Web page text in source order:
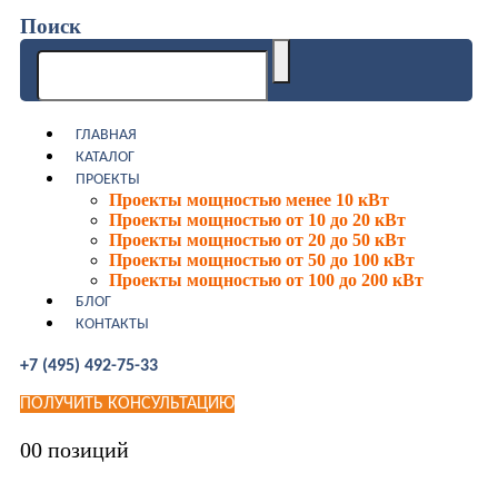
Поиск
ГЛАВНАЯ
КАТАЛОГ
ПРОЕКТЫ
Проекты мощностью менее 10 кВт
Проекты мощностью от 10 до 20 кВт
Проекты мощностью от 20 до 50 кВт
Проекты мощностью от 50 до 100 кВт
Проекты мощностью от 100 до 200 кВт
БЛОГ
КОНТАКТЫ
+7 (495) 492-75-33
ПОЛУЧИТЬ КОНСУЛЬТАЦИЮ
00 позиций